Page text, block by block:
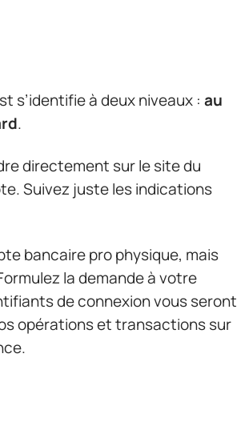
s’identifie à deux niveaux : au
.
directement sur le site du
Suivez juste les indications
bancaire pro physique, mais
la demande à votre
de connexion vous seront
opérations et transactions sur